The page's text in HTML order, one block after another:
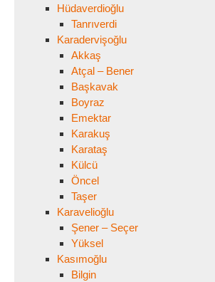
Hüdaverdioğlu
Tanrıverdi
Karadervişoğlu
Akkaş
Atçal – Bener
Başkavak
Boyraz
Emektar
Karakuş
Karataş
Külcü
Öncel
Taşer
Karavelioğlu
Şener – Seçer
Yüksel
Kasımoğlu
Bilgin